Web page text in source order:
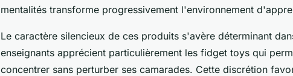
mentalités transforme progressivement l'environnement
Le caractère silencieux de ces produits s'avère déterminant
enseignants apprécient particulièrement les fidget toys qui
concentrer sans perturber ses camarades. Cette discrétion